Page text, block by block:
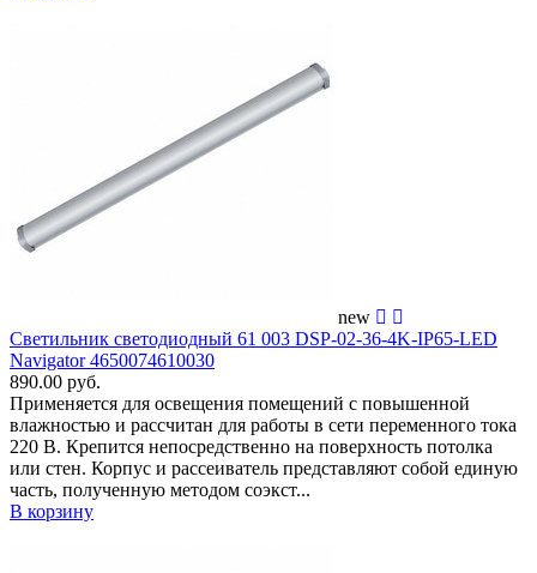
new
Светильник светодиодный 61 003 DSP-02-36-4K-IP65-LED
Navigator 4650074610030
890.00 руб.
Применяется для освещения помещений c повышенной
влажностью и рассчитан для работы в сети переменного тока
220 В. Крепится непосредственно на поверхность потолка
или стен. Корпус и рассеиватель представляют собой единую
часть, полученную методом соэкст...
В корзину